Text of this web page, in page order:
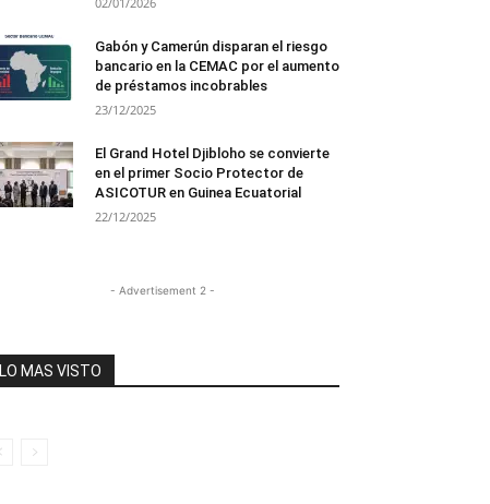
Gabón y Camerún disparan el riesgo
bancario en la CEMAC por el aumento
de préstamos incobrables
23/12/2025
El Grand Hotel Djibloho se convierte
en el primer Socio Protector de
ASICOTUR en Guinea Ecuatorial
22/12/2025
- Advertisement 2 -
LO MAS VISTO